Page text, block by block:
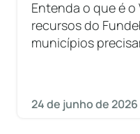
Entenda o que é o
recursos do
municípios
24 de junho de 2026